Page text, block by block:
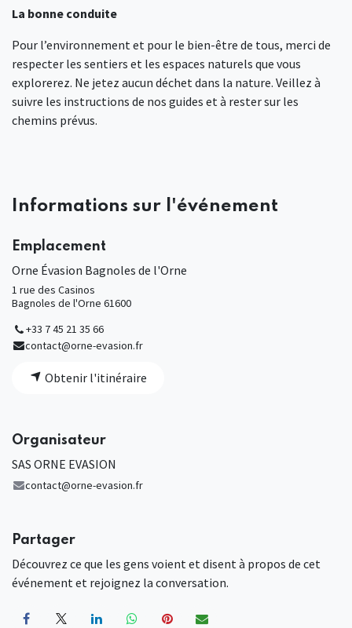
La bonne conduite
Pour l’environnement et pour le bien-être de tous, merci de
respecter les sentiers et les espaces naturels que vous
explorerez. Ne jetez aucun déchet dans la nature. Veillez à
suivre les instructions de nos guides et à rester sur les
chemins prévus.
Informations sur l'événement
Emplacement
Orne Évasion Bagnoles de l'Orne
1 rue des Casinos
Bagnoles de l'Orne 61600
+33 7 45 21 35 66
contact@orne-evasion.fr
Obtenir l'itinéraire
Organisateur
SAS ORNE EVASION
contact@orne-evasion.fr
Partager
Découvrez ce que les gens voient et disent à propos de cet
événement et rejoignez la conversation.